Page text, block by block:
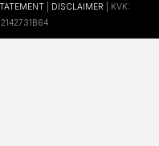
DISCLAIMER | KVK: